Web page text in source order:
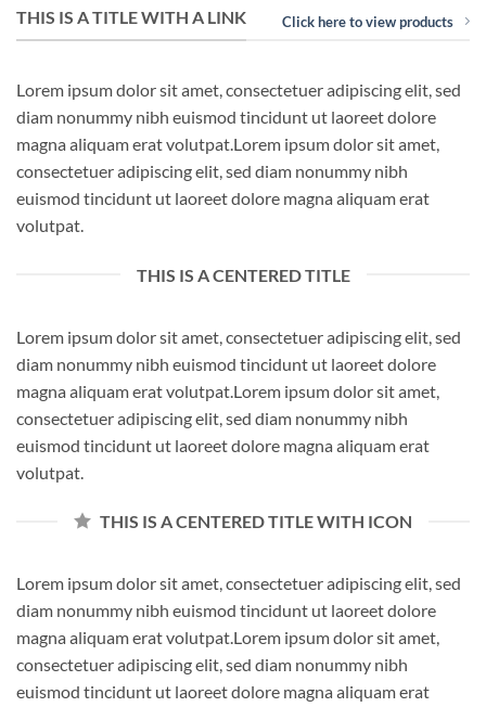
THIS IS A TITLE WITH A LINK Click here to view products
Lorem ipsum dolor sit amet, consectetuer adipiscing elit, sed
diam nonummy nibh euismod tincidunt ut laoreet dolore
magna aliquam erat volutpat.Lorem ipsum dolor sit amet,
consectetuer adipiscing elit, sed diam nonummy nibh
euismod tincidunt ut laoreet dolore magna aliquam erat
volutpat.
THIS IS A CENTERED TITLE
Lorem ipsum dolor sit amet, consectetuer adipiscing elit, sed
diam nonummy nibh euismod tincidunt ut laoreet dolore
magna aliquam erat volutpat.Lorem ipsum dolor sit amet,
consectetuer adipiscing elit, sed diam nonummy nibh
euismod tincidunt ut laoreet dolore magna aliquam erat
volutpat.
THIS IS A CENTERED TITLE WITH ICON
Lorem ipsum dolor sit amet, consectetuer adipiscing elit, sed
diam nonummy nibh euismod tincidunt ut laoreet dolore
magna aliquam erat volutpat.Lorem ipsum dolor sit amet,
consectetuer adipiscing elit, sed diam nonummy nibh
euismod tincidunt ut laoreet dolore magna aliquam erat